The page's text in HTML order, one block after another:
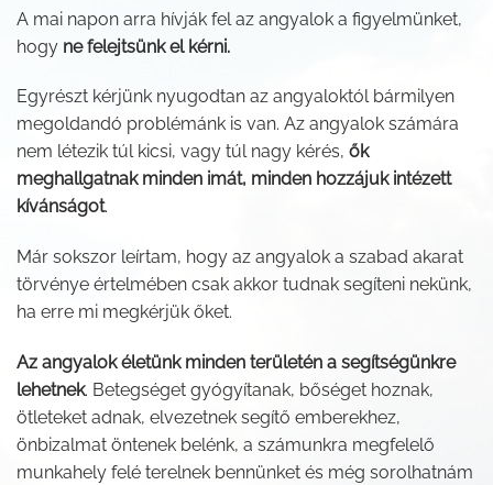
A mai napon arra hívják fel az angyalok a figyelmünket,
hogy ne felejtsünk el kérni.
Egyrészt kérjünk nyugodtan az angyaloktól bármilyen
megoldandó problémánk is van. Az angyalok számára
nem létezik túl kicsi, vagy túl nagy kérés, ők
meghallgatnak minden imát, minden hozzájuk intézett
kívánságot.
Már sokszor leírtam, hogy az angyalok a szabad akarat
törvénye értelmében csak akkor tudnak segíteni nekünk,
ha erre mi megkérjük őket.
Az angyalok életünk minden területén a segítségünkre
lehetnek. Betegséget gyógyítanak, bőséget hoznak,
ötleteket adnak, elvezetnek segítő emberekhez,
önbizalmat öntenek belénk, a számunkra megfelelő
munkahely felé terelnek bennünket és még sorolhatnám